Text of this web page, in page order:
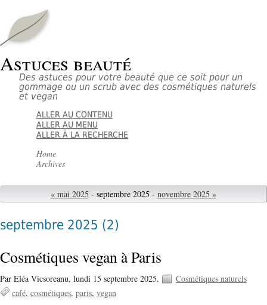
Astuces beauté
Des astuces pour votre beauté que ce soit pour un
gommage ou un scrub avec des cosmétiques naturels
et vegan
ALLER AU CONTENU
ALLER AU MENU
ALLER À LA RECHERCHE
Home
Archives
« mai 2025 - septembre 2025 - novembre 2025 »
septembre 2025 (2)
Cosmétiques vegan à Paris
Par Eléa Vicsoreanu, lundi 15 septembre 2025.
Cosmétiques naturels
café cosmétiques paris vegan